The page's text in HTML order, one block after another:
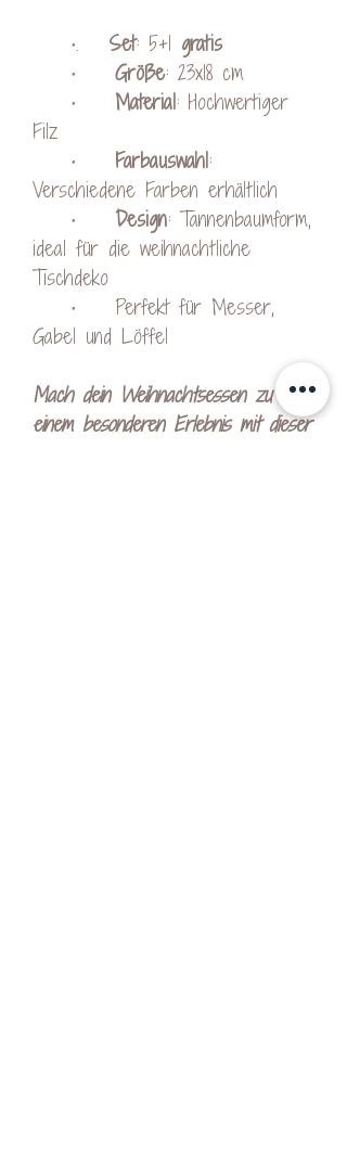
•. Set: 5+1 gratis
• Größe: 23x18 cm
• Material: Hochwertiger
Filz
• Farbauswahl:
Verschiedene Farben erhältlich
• Design: Tannenbaumform,
ideal für die weihnachtliche
Tischdeko
• Perfekt für Messer,
Gabel und Löffel
Mach dein Weihnachtsessen zu
einem besonderen Erlebnis mit dieser